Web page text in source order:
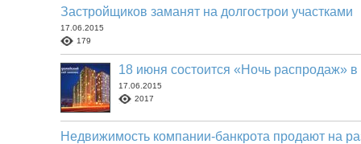
Застройщиков заманят на долгострои участками
17.06.2015
179
18 июня состоится «Ночь распродаж»
17.06.2015
2017
Недвижимость компании-банкрота продают на